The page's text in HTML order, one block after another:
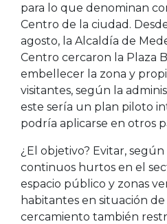
para lo que denominan
Centro de la ciudad.
agosto, la Alcaldía de
Centro cercaron la Plaza
embellecer la zona y
visitantes, según la
este sería un plan piloto
podría aplicarse en otros
¿El objetivo? Evitar,
continuos hurtos en el
espacio público y zonas
habitantes en situación de
cercamiento también